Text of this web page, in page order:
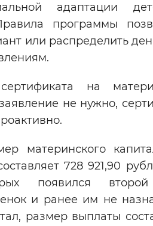
адаптации
программы
или распределить
на
не нужно,
материнского
728 921,90
появился
и ранее им не
размер выплаты